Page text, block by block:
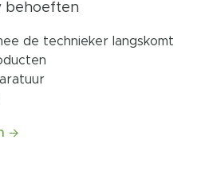
behoeften
de technieker langskomt